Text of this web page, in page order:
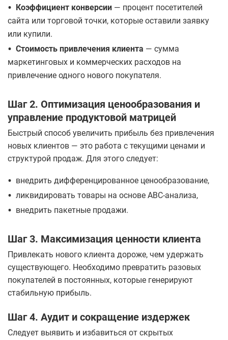
• Коэффициент конверсии — процент посетителей
сайта или торговой точки, которые оставили заявку
или купили.
• Стоимость привлечения клиента — сумма
маркетинговых и коммерческих расходов на
привлечение одного нового покупателя.
​Шаг 2. Оптимизация ценообразования и
управление продуктовой матрицей
​Быстрый способ увеличить прибыль без привлечения
новых клиентов — это работа с текущими ценами и
структурой продаж. Для этого следует:
• ​внедрить дифференцированное ценообразование,
• ​ликвидировать товары на основе ABC-анализа,
• внедрить ​пакетные продажи.
​Шаг 3. Максимизация ценности клиента
​Привлекать нового клиента дороже, чем удержать
существующего. Необходимо превратить разовых
покупателей в постоянных, которые генерируют
стабильную прибыль.
​Шаг 4. Аудит и сокращение издержек
Следует выявить и избавиться от скрытых